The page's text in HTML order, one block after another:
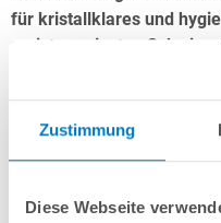
Zustimmung
Diese Webseite
für kristallklares und
meisten privaten
Sandfilteranlage die
effizient und zeichnet
sowie relativ geringe